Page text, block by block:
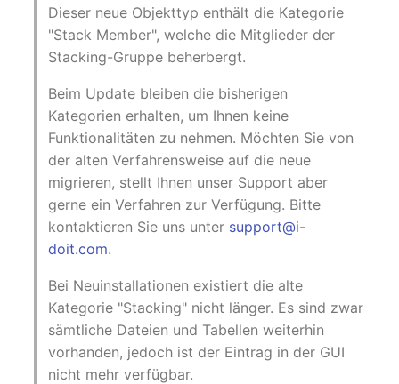
changelog-aeltere-
versionen
Drucker
E-Mail-Adressen
Faser/Ader
FC-Port
Formfaktor
Freigabe
Freigabenzugriff
Gastsysteme
Gerät
Mobiltelefon
Netzbereich
Netzersatzanlage
Notfallplan
Organisation
Patchfeld
Dieser neue Objekttyp enthält die Kategorie
"Stack Member", welche die Mitglieder der
Stacking-Gruppe beherbergt.
Beim Update bleiben die bisherigen
Kategorien erhalten, um Ihnen keine
Funktionalitäten zu nehmen. Möchten Sie von
der alten Verfahrensweise auf die neue
migrieren, stellt Ihnen unser Support aber
gerne ein Verfahren zur Verfügung. Bitte
kontaktieren Sie uns unter support@i-
doit.com.
Bei Neuinstallationen existiert die alte
Kategorie "Stacking" nicht länger. Es sind zwar
sämtliche Dateien und Tabellen weiterhin
vorhanden, jedoch ist der Eintrag in der GUI
nicht mehr verfügbar.